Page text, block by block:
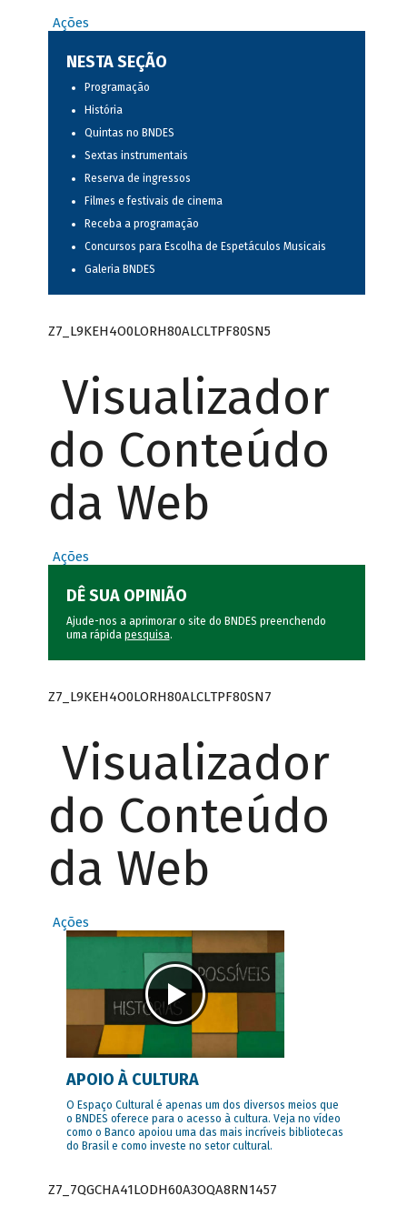
Ações
NESTA SEÇÃO
Programação
História
Quintas no BNDES
Sextas instrumentais
Reserva de ingressos
Filmes e festivais de cinema
Receba a programação
Concursos para Escolha de Espetáculos Musicais
Galeria BNDES
Z7_L9KEH4O0LORH80ALCLTPF80SN5
Visualizador
do Conteúdo
da Web
Ações
DÊ SUA OPINIÃO
Ajude-nos a aprimorar o site do BNDES preenchendo
uma rápida pesquisa.
Z7_L9KEH4O0LORH80ALCLTPF80SN7
Visualizador
do Conteúdo
da Web
Ações
APOIO À CULTURA
O Espaço Cultural é apenas um dos diversos meios que
o BNDES oferece para o acesso à cultura. Veja no vídeo
como o Banco apoiou uma das mais incríveis bibliotecas
do Brasil e como investe no setor cultural.
Z7_7QGCHA41LODH60A3OQA8RN1457